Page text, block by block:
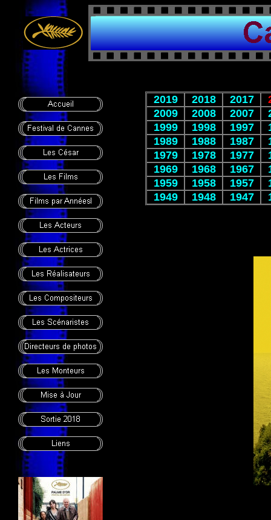
2019 2018 2017
2009
2008 2007
1999
1998 1997
1989
1988 1987
1979
1978 1977
1969
1968 1967
1959
1958 1957
1949
1948 1947